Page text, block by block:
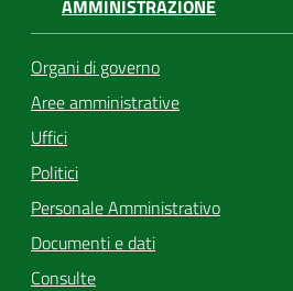
AMMINISTRAZIONE
Organi di governo
Aree amministrative
Uffici
Politici
Personale Amministrativo
Documenti e dati
Consulte